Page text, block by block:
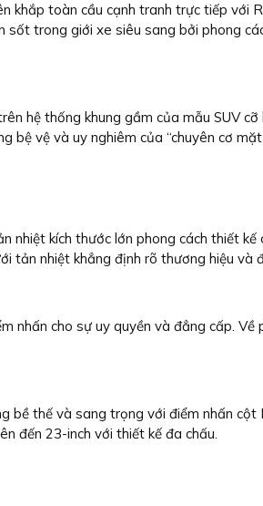
khắp toàn cầu cạnh tranh trực tiếp
sốt trong giới xe siêu sang bởi phong
hệ thống khung gầm của mẫu SUV
vệ và uy nghiêm của “chuyên cơ
kích thước lớn phong cách thiết
tản nhiệt khẳng định rõ thương hiệu và
nhấn cho sự uy quyền và đẳng cấp.
bề thế và sang trọng với điểm nhấn
đến 23-inch với thiết kế đa chấu.